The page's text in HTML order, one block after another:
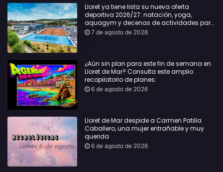
Lloret ya tiene lista su nueva oferta
deportiva 2026/27: natación, yoga,
aquagym y decenas de actividades para
todas las edades
7 de agosto de 2026
¿Aún sin plan para este fin de semana en
Lloret de Mar? Consulta este amplio
recopilatorio de planes:
6 de agosto de 2026
Lloret de Mar despide a Carmen Patilla
Caballero, una mujer entrañable y muy
querida
6 de agosto de 2026